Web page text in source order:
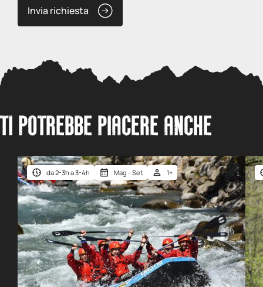
Invia richiesta
TI POTREBBE PIACERE ANCHE
da 2-3h a 3-4h Mag - Set 1+